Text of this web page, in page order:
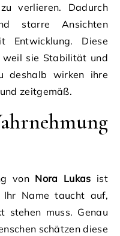
verlieren. Dadurch
starre Ansichten
Entwicklung. Diese
weil sie Stabilität und
deshalb wirken ihre
zeitgemäß.
von Nora Lukas ist
Ihr Name taucht auf,
stehen muss. Genau
schätzen diese